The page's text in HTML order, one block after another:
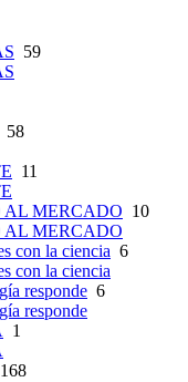
59
58
11
MERCADO 10
MERCADO
con la ciencia 6
con la ciencia
responde 6
responde
1
168